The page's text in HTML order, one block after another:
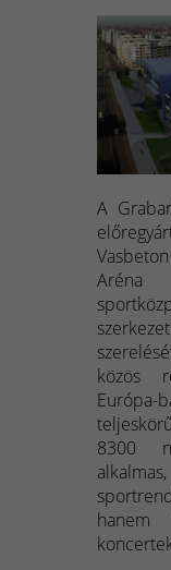
A
Aréna
közös
8300
hanem